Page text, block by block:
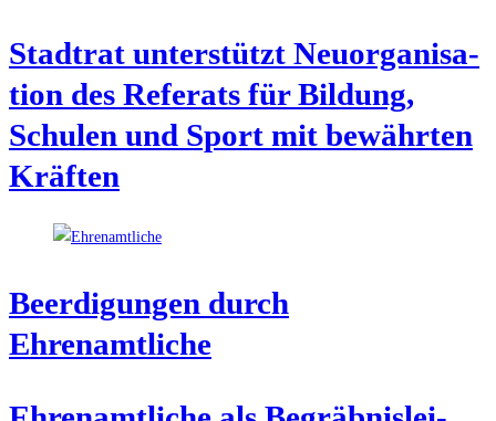
Stadt­rat unter­stützt Neu­or­ga­ni­sa­
ti­on des Refe­rats für Bil­dung,
Schu­len und Sport mit bewähr­ten
Kräften
Beer­di­gun­gen durch
Ehrenamtliche